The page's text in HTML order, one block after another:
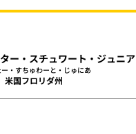
ー・スチュワート・ジュニア
・すちゅわーと・じゅにあ
米国フロリダ州